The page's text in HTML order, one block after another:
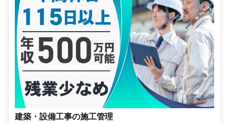
建築・設備工事の施工管理